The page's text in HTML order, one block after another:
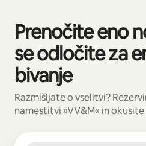
Prenočite eno
se odločite za
bivanje
Razmišljate o vselitvi?
namestitvi »VV&M« in
Prikazanih je 0 elementov od 0